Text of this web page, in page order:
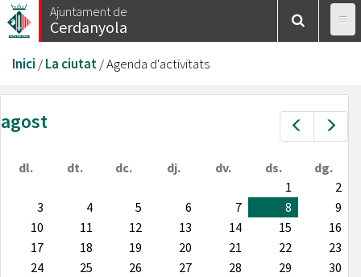
Vés
al
Ajuntament de
Cerdanyola
Esteu
aquí
Inici /La ciutat/Agenda d'activitats
Prev
agost
dl. dt. dc. dj. dv. ds.
dg.
1
2
3
4 5 6 7 8
9
10
11 12 13 14 15
16
17
18 19 20 21 22
23
24
25 26 27 28 29
30